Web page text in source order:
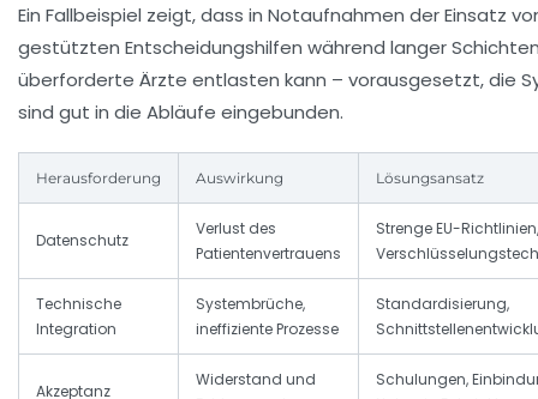
Ein Fallbeispiel zeigt, dass in Notaufnahmen der Einsatz
gestützten Entscheidungshilfen während langer
überforderte Ärzte entlasten kann – vorausgesetzt, die
sind gut in die Abläufe eingebunden.
Herausforderung Auswirkung Lösungsansatz
Datenschutz
Verlust des
Patientenvertrauens
Strenge EU-Richtlinien,
Technische
Integration
Systembrüche,
ineffiziente Prozesse
Standardisierung,
Akzeptanz
Widerstand und
Schulungen,